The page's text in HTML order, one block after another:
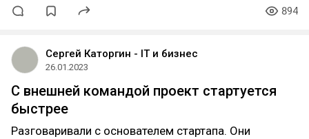
894
Сергей Каторгин - IT и бизнес
26.01.2023
C внешней командой проект стартуется
быстрее
Разговаривали с основателем стартапа. Они